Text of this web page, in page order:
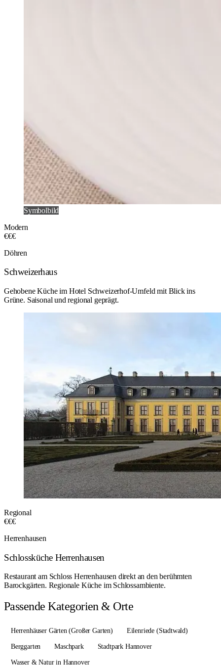
Symbolbild
Modern
€€€
Döhren
Schweizerhaus
Gehobene Küche im Hotel Schweizerhof-Umfeld mit Blick ins
Grüne. Saisonal und regional geprägt.
Regional
€€€
Herrenhausen
Schlossküche Herrenhausen
Restaurant am Schloss Herrenhausen direkt an den berühmten
Barockgärten. Regionale Küche im Schlossambiente.
Passende Kategorien & Orte
Herrenhäuser Gärten (Großer Garten) Eilenriede (Stadtwald)
Berggarten Maschpark Stadtpark Hannover
Wasser & Natur in Hannover